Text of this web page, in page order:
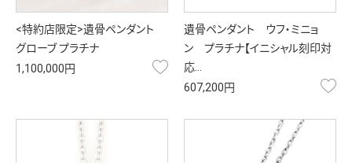
<特約店限定>遺骨ペンダント
グローブ プラチナ
1,100,000円
お気に入り
遺骨ペンダント ウフ・ミニョ
ン プラチナ【イニシャル刻印対
応…
607,200円